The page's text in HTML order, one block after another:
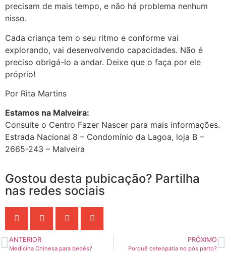
precisam de mais tempo, e não há problema nenhum
nisso.
Cada criança tem o seu ritmo e conforme vai
explorando, vai desenvolvendo capacidades. Não é
preciso obrigá-lo a andar. Deixe que o faça por ele
próprio!
Por Rita Martins
Estamos na Malveira:
Consulte o Centro Fazer Nascer para mais informações.
Estrada Nacional 8 – Condomínio da Lagoa, loja B –
2665-243 – Malveira
Gostou desta pubicação? Partilha
nas redes sociais
ANTERIOR
Medicina Chinesa para bebés?
PRÓXIMO
Porquê osteopatia no pós parto?